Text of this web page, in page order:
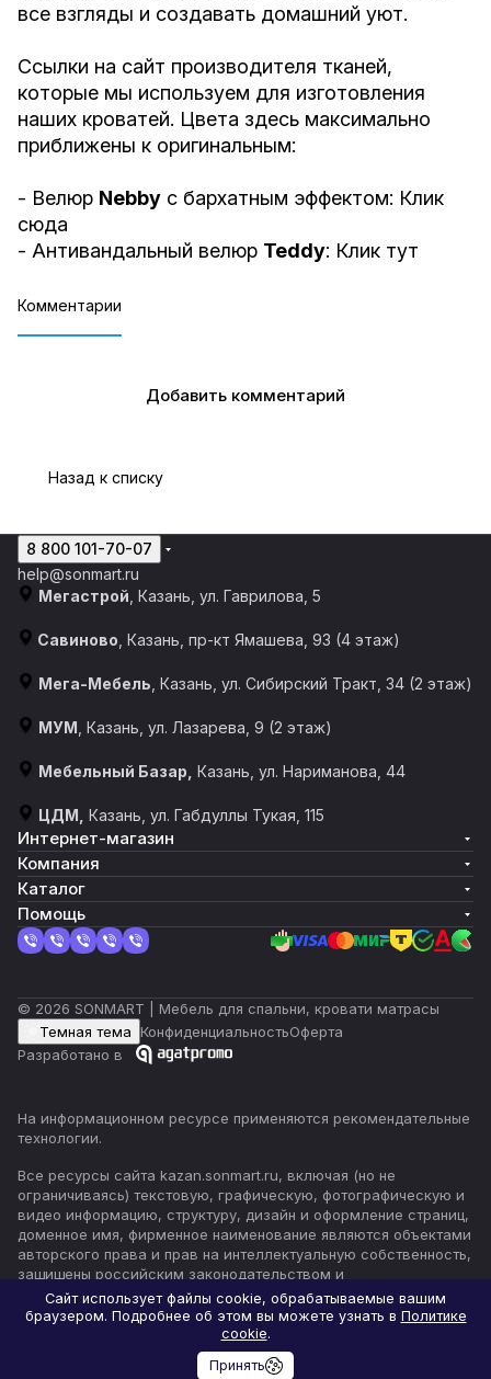
все взгляды и создавать домашний уют.
Ссылки на сайт производителя тканей,
которые мы используем для изготовления
наших кроватей. Цвета здесь максимально
приближены к оригинальным:
- Велюр Nebby с бархатным эффектом: Клик
сюда
- Антивандальный велюр Teddy: Клик тут
Комментарии
Добавить комментарий
Назад к списку
8 800 101-70-07
help@sonmart.ru
Мегастрой , Казань, ул. Гаврилова, 5
Савиново , Казань, пр-кт Ямашева, 93 (4 этаж)
Мега-Мебель , Казань, ул. Сибирский Тракт, 34 (2 этаж)
МУМ , Казань, ул. Лазарева, 9 (2 этаж)
Мебельный Базар, Казань, ул. Нариманова, 44
ЦДМ, Казань, ул. Габдуллы Тукая, 115
Интернет-магазин
Компания
Каталог
Помощь
© 2026 SONMART | Мебель для спальни, кровати матрасы
Темная тема
КонфиденциальностьОферта
Разработано в
На информационном ресурсе применяются рекомендательные
технологии.
Все ресурсы сайта kazan.sonmart.ru, включая (но не
ограничиваясь) текстовую, графическую, фотографическую и
видео информацию, структуру, дизайн и оформление страниц,
доменное имя, фирменное наименование являются объектами
авторского права и прав на интеллектуальную собственность,
защищены российским законодательством и
международными соглашениями об охране авторских прав.
Читать далее
Сайт использует файлы cookie, обрабатываемые вашим
браузером. Подробнее об этом вы можете узнать в Политике
cookie.
Принять